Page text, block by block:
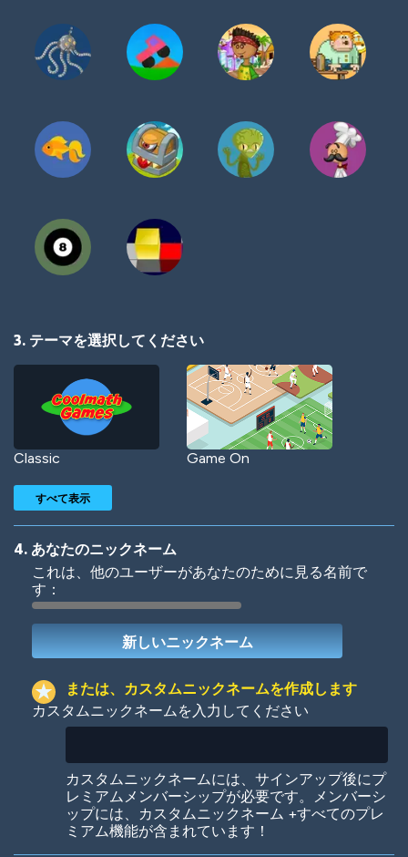
3. テーマを選択してください
Classic Game On
Woof
Colorful
すべて表示
4. あなたのニックネーム
これは、他のユーザーがあなたのために見る名前で
す：
または、カスタムニックネームを作成します
カスタムニックネームを入力してください
カスタムニックネームには、サインアップ後にプ
レミアムメンバーシップが必要です。メンバーシ
ップには、カスタムニックネーム +すべてのプレ
ミアム機能が含まれています！